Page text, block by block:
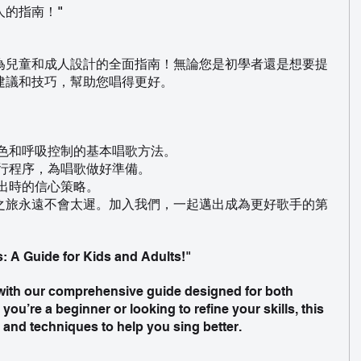
的指南！"
童和成人設計的全面指南！無論您是初學者還是想要提
和技巧，幫助您唱得更好。
呼吸控制的基本唱歌方法。
序，為唱歌做好準備。
的信心策略。
永遠不會太遲。加入我們，一起邁出成為更好歌手的第
A Guide for Kids and Adults!"
our comprehensive guide designed for both
a beginner or looking to refine your skills, this
techniques to help you sing better.